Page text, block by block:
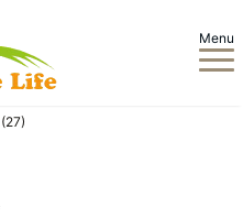
Menu